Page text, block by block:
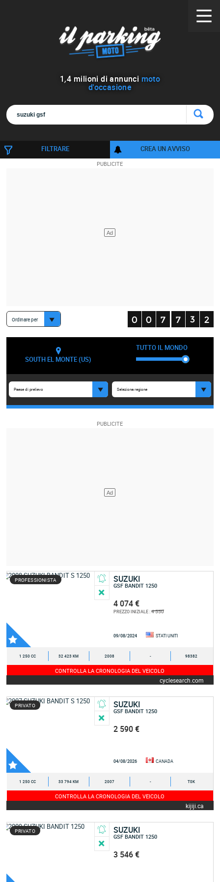
1,4 milioni di annunci moto
d'occasione
FILTRARE CREA UN AVVISO
Ordinare per
SOUTH EL MONTE (US)
TUTTO IL MONDO
Paese di prelievo Seleziona regione
PROFESSIONISTA SUZUKI
GSF BANDIT 1250
4 074 €
PREZZO INIZIALE :4 550
09/08/2024 STATI UNITI
1 250 CC 32 423 KM 2008 - 98382
CONTROLLA LA CRONOLOGIA DEL VEICOLO
cyclesearch.com
PRIVATO SUZUKI
GSF BANDIT 1250
2 590 €
04/08/2026 CANADA
1 250 CC 33 794 KM 2007 - T0K
CONTROLLA LA CRONOLOGIA DEL VEICOLO
kijiji.ca
PRIVATO SUZUKI
GSF BANDIT 1250
3 546 €